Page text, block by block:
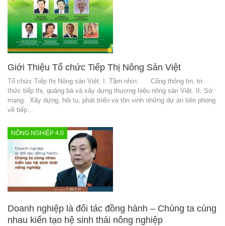
Giới Thiệu Tổ chức Tiếp Thị Nông Sản Việt
Tổ chức Tiếp thị Nông sản Việt: I. Tầm nhìn: Cổng thông tin, tri
thức tiếp thị, quảng bá và xây dựng thương hiệu nông sản Việt. II. Sứ
mạng: Xây dựng, hội tụ, phát triển và tôn vinh những dự án tiên phong
về tiếp…
NÔNG NGHIỆP 4.0
Doanh nghiệp là đối tác đồng hành – Chúng ta cùng
nhau kiến tạo hệ sinh thái nông nghiệp